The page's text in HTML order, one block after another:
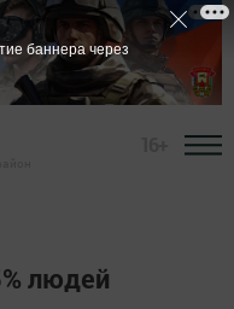
людей
баннера через